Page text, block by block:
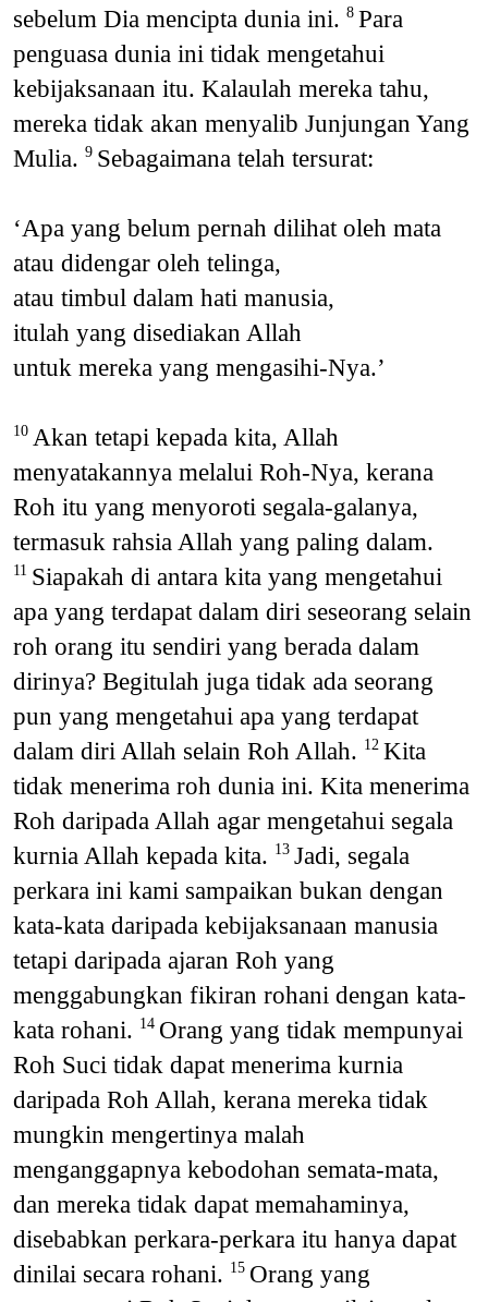
sebelum Dia mencipta dunia ini. 8 Para
penguasa dunia ini tidak mengetahui
kebijaksanaan itu. Kalaulah mereka tahu,
mereka tidak akan menyalib Junjungan Yang
Mulia. 9 Sebagaimana telah tersurat:
‘Apa yang belum pernah dilihat oleh mata
atau didengar oleh telinga,
atau timbul dalam hati manusia,
itulah yang disediakan Allah
untuk mereka yang mengasihi-Nya.’
10 Akan tetapi kepada kita, Allah
menyatakannya melalui Roh-Nya, kerana
Roh itu yang menyoroti segala-galanya,
termasuk rahsia Allah yang paling dalam.
11 Siapakah di antara kita yang mengetahui
apa yang terdapat dalam diri seseorang selain
roh orang itu sendiri yang berada dalam
dirinya? Begitulah juga tidak ada seorang
pun yang mengetahui apa yang terdapat
dalam diri Allah selain Roh Allah. 12 Kita
tidak menerima roh dunia ini. Kita menerima
Roh daripada Allah agar mengetahui segala
kurnia Allah kepada kita. 13 Jadi, segala
perkara ini kami sampaikan bukan dengan
kata-kata daripada kebijaksanaan manusia
tetapi daripada ajaran Roh yang
menggabungkan fikiran rohani dengan kata-
kata rohani. 14 Orang yang tidak mempunyai
Roh Suci tidak dapat menerima kurnia
daripada Roh Allah, kerana mereka tidak
mungkin mengertinya malah
menganggapnya kebodohan semata-mata,
dan mereka tidak dapat memahaminya,
disebabkan perkara-perkara itu hanya dapat
dinilai secara rohani. 15 Orang yang